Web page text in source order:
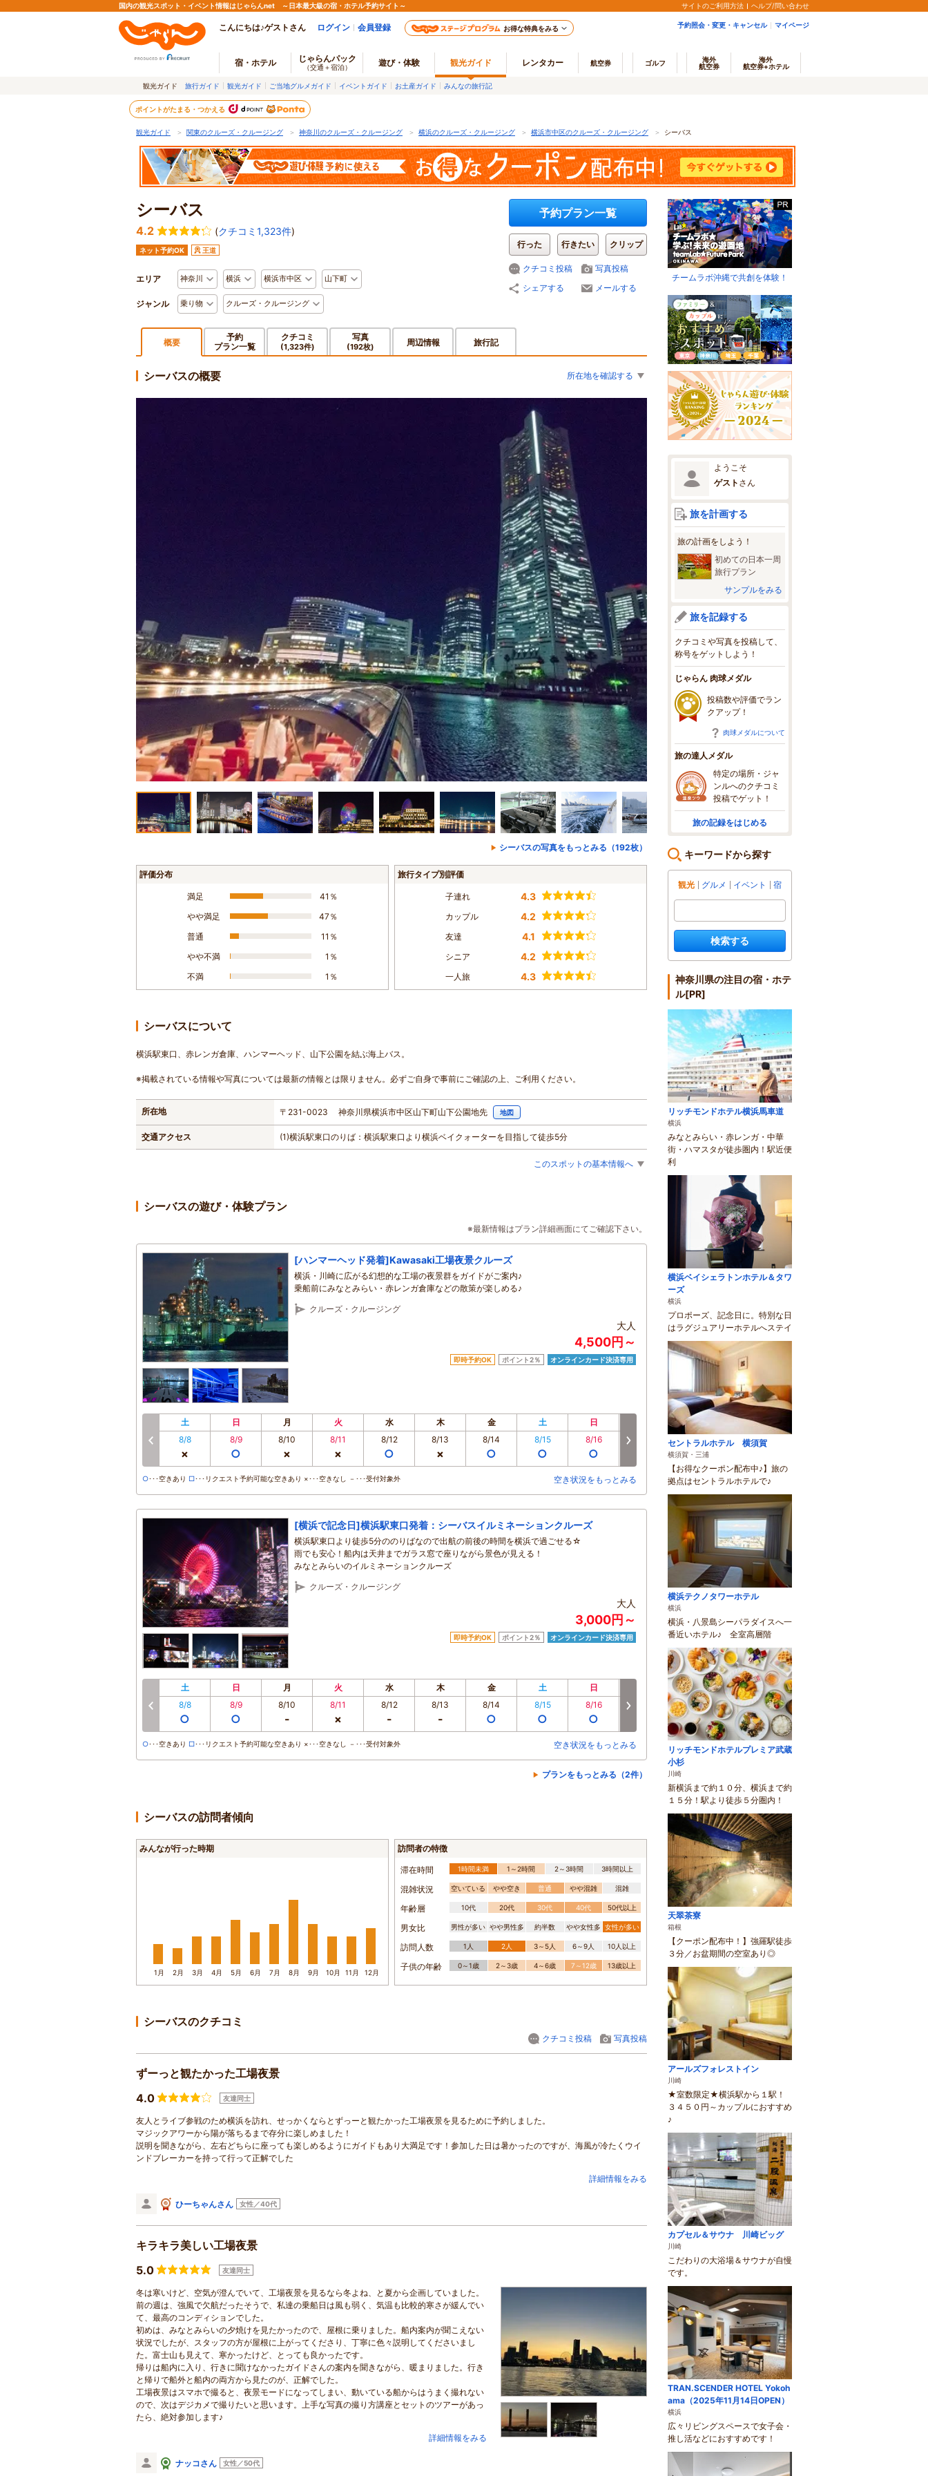
国内の観光スポット・イベント情報はじゃらんnet ～日本最大級の宿・ホテル予約サイト～ サイトのご利用方法 ヘルプ/問い合わせ
こんにちは♪ゲストさん ログイン 会員登録 お得な特典をみる 予約照会・変更・キャンセル マイページ
宿・ホテル じゃらんパック
（交通＋宿泊） 遊び・体験 観光ガイド レンタカー 航空券 ゴルフ
海外
航空券
海外
航空券+ホテル
観光ガイド 旅行ガイド 観光ガイド ご当地グルメガイド イベントガイド お土産ガイド みんなの旅行記
ポイントがたまる・つかえる
観光ガイド ＞ 関東のクルーズ・クルージング ＞ 神奈川のクルーズ・クルージング ＞ 横浜のクルーズ・クルージング ＞ 横浜市中区のクルーズ・クルージング ＞ シーバス
シーバス
4.2 (クチコミ1,323件)
ネット予約OK 王道
エリア 神奈川 横浜 横浜市中区 山下町
ジャンル 乗り物 クルーズ・クルージング
予約プラン一覧
行った 行きたい クリップ
クチコミ投稿
写真投稿
シェアする
メールする
概要
予約
プラン一覧
クチコミ
(1,323件)
写真
(192枚) 周辺情報 旅行記
シーバスの概要 所在地を確認する
シーバスの写真をもっとみる（192枚）
評価分布
満足
41％
やや満足
47％
普通
11％
やや不満
1％
不満
1％
旅行タイプ別評価
子連れ 4.3
カップル 4.2
友達 4.1
シニア 4.2
一人旅 4.3
シーバスについて
横浜駅東口、赤レンガ倉庫、ハンマーヘッド、山下公園を結ぶ海上バス。
※掲載されている情報や写真については最新の情報とは限りません。必ずご自身で事前にご確認の上、ご利用ください。
所在地 〒231-0023 神奈川県横浜市中区山下町山下公園地先 地図
交通アクセス (1)横浜駅東口のりば：横浜駅東口より横浜ベイクォーターを目指して徒歩5分
このスポットの基本情報へ
シーバスの遊び・体験プラン
※最新情報はプラン詳細画面にてご確認下さい。
[ハンマーヘッド発着]Kawasaki工場夜景クルーズ
横浜・川崎に広がる幻想的な工場の夜景群をガイドがご案内♪
乗船前にみなとみらい・赤レンガ倉庫などの散策が楽しめる♪
クルーズ・クルージング
大人
4,500円～
即時予約OK ポイント2％ オンラインカード決済専用
土 日 月 火 水 木 金 土 日 火 水
8/8
×
8/9
○
8/10
×
8/11
×
8/12
○
8/13
×
8/14
○
8/15
○
8/16
○
8/18
○
8/19
○･･･空きあり □･･･リクエスト予約可能な空きあり ×･･･空きなし －･･･受付対象外 空き状況をもっとみる
[横浜で記念日]横浜駅東口発着：シーバスイルミネーションクルーズ
横浜駅東口より徒歩5分ののりばなので出航の前後の時間を横浜で過ごせる☆
雨でも安心！船内は天井までガラス窓で座りながら景色が見える！
みなとみらいのイルミネーションクルーズ
クルーズ・クルージング
大人
3,000円～
即時予約OK ポイント2％ オンラインカード決済専用
土 日 月 火 水 木 金 土 日 火 水
8/8
○
8/9
○
8/10
-
8/11
×
8/12
-
8/13
-
8/14
○
8/15
○
8/16
○
8/18
-
8/19
-
8/20
○･･･空きあり □･･･リクエスト予約可能な空きあり ×･･･空きなし －･･･受付対象外 空き状況をもっとみる
プランをもっとみる（2件）
シーバスの訪問者傾向
みんなが行った時期
1月 2月 3月 4月 5月 6月 7月 8月 9月 10月 11月 12月
訪問者の特徴
滞在時間 1時間未満 1～2時間 2～3時間 3時間以上
混雑状況 空いている やや空き 普通 やや混雑 混雑
年齢層 10代 20代 30代 40代 50代以上
男女比 男性が多い やや男性多 約半数 やや女性多 女性が多い
訪問人数 1人 2人 3～5人 6～9人 10人以上
子供の年齢 0～1歳 2～3歳 4～6歳 7～12歳 13歳以上
シーバスのクチコミ
クチコミ投稿 写真投稿
ずーっと観たかった工場夜景
4.0
友達同士
友人とライブ参戦のため横浜を訪れ、せっかくならとずっーと観たかった工場夜景を見るために予約しました。
マジックアワーから陽が落ちるまで存分に楽しめました！
説明を聞きながら、左右どちらに座っても楽しめるようにガイドもあり大満足です！参加した日は暑かったのですが、海風が冷たくウイ
ンドブレーカーを持って行って正解でした
詳細情報をみる
ひーちゃんさん 女性／40代
キラキラ美しい工場夜景
5.0
友達同士
冬は寒いけど、空気が澄んでいて、工場夜景を見るなら冬よね、と夏から企画していました。
前の週は、強風で欠航だったそうで、私達の乗船日は風も弱く、気温も比較的寒さが緩んでい
て、最高のコンディションでした。
初めは、みなとみらいの夕焼けを見たかったので、屋根に乗りました。船内案内が聞こえない
状況でしたが、スタッフの方が屋根に上がってくださり、丁寧に色々説明してくださいまし
た。富士山も見えて、寒かったけど、とっても良かったです。
帰りは船内に入り、行きに聞けなかったガイドさんの案内を聞きながら、暖まりました。行き
と帰りで船外と船内の両方から見たのが、正解でした。
工場夜景はスマホで撮ると、夜景モードになってしまい、動いている船からはうまく撮れない
ので、次はデジカメで撮りたいと思います。上手な写真の撮り方講座とセットのツアーがあっ
たら、絶対参加します♪
詳細情報をみる
ナッコさん 女性／50代
チームラボ沖縄で共創を体験！
ようこそ
ゲスト さん
旅を計画する
旅の計画をしよう！
初めての日本一周
旅行プラン
サンプルをみる
旅を記録する
クチコミや写真を投稿して、
称号をゲットしよう！
じゃらん 肉球メダル
投稿数や評価でラン
クアップ！
肉球メダルについて
旅の達人メダル
特定の場所・ジャ
ンルへのクチコミ
投稿でゲット！
旅の記録をはじめる
キーワードから探す
観光 グルメ イベント 宿
検索する
神奈川県の注目の宿・ホテ
ル[PR]
リッチモンドホテル横浜馬車道
横浜
みなとみらい・赤レンガ・中華
街・ハマスタが徒歩圏内！駅近便
利
横浜ベイシェラトンホテル＆タワ
ーズ
横浜
プロポーズ、記念日に。特別な日
はラグジュアリーホテルへステイ
セントラルホテル 横須賀
横須賀・三浦
【お得なクーポン配布中♪】旅の
拠点はセントラルホテルで♪
横浜テクノタワーホテル
横浜
横浜・八景島シーパラダイスへ一
番近いホテル♪ 全室高層階
リッチモンドホテルプレミア武蔵
小杉
川崎
新横浜まで約１０分、横浜まで約
１５分！駅より徒歩５分圏内！
天翠茶寮
箱根
【クーポン配布中！】強羅駅徒歩
３分／お盆期間の空室あり◎
アールズフォレストイン
川崎
★室数限定★横浜駅から１駅！
３４５０円～カップルにおすすめ
♪
カプセル＆サウナ 川崎ビッグ
川崎
こだわりの大浴場＆サウナが自慢
です。
TRAN.SCENDER HOTEL Yokoh
ama（2025年11月14日OPEN）
横浜
広々リビングスペースで女子会・
推し活などにおすすめです！